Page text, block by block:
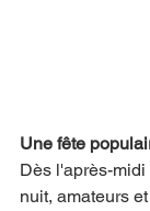
Une fête
Dès l'après-
nuit, amateurs